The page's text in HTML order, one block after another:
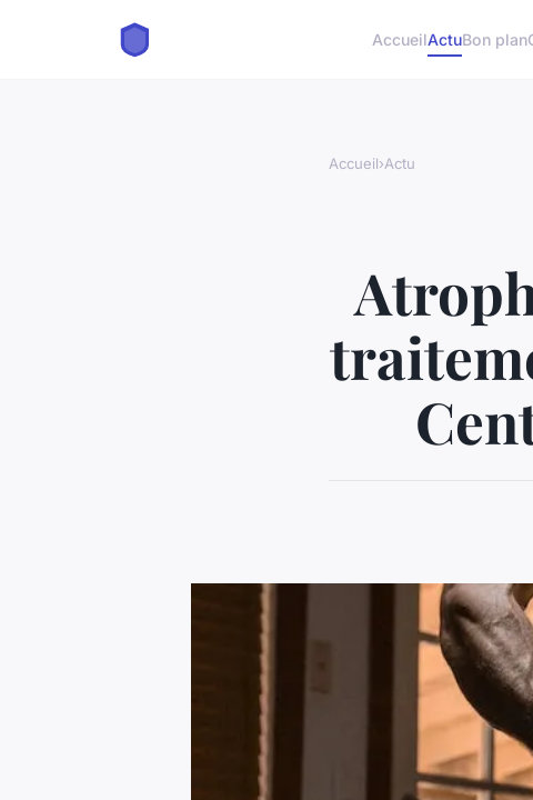
AccueilActuBon plan
Accueil›Actu